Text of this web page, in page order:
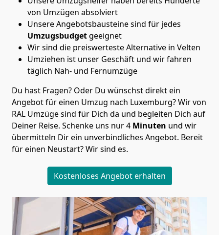
von Umzügen absolviert
Unsere Angebotsbausteine sind für jedes
Umzugsbudgetgeeignet
Wir sind die preiswerteste Alternative in Velten
Umziehen ist unser Geschäft und wir fahren
täglich Nah- und Fernumzüge
Du hast Fragen? Oder Du wünschst direkt ein
Angebot für einen Umzug nach Luxemburg? Wir von
RAL Umzügesind für Dich da und begleiten Dich auf
Deiner Reise. Schenke uns nur4 Minuten und wir
übermitteln Dir ein unverbindliches Angebot. Bereit
für einen Neustart? Wir sind es.
Kostenloses Angebot erhalten